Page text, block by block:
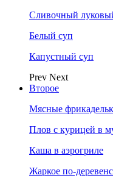
Сливочный
Белый суп
Капустный суп
Prev Next
Второе
Мясные
Плов с курицей в
Каша в аэрогриле
Жаркое по-